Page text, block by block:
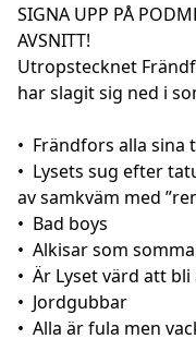
SIGNA UPP PÅ
AVSNITT!
Utropstecknet
har slagit sig ned i
•⁠ ⁠Frändfors alla sina
•⁠ ⁠Lysets sug efter
av samkväm med
•⁠ ⁠Bad boys
•⁠ ⁠Alkisar som
•⁠ ⁠Är Lyset värd att bli
•⁠ ⁠Jordgubbar
•⁠ ⁠Alla är fula men